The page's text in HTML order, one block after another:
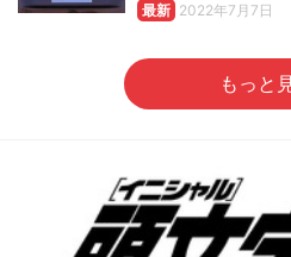
最新 2022年7月7日
もっと